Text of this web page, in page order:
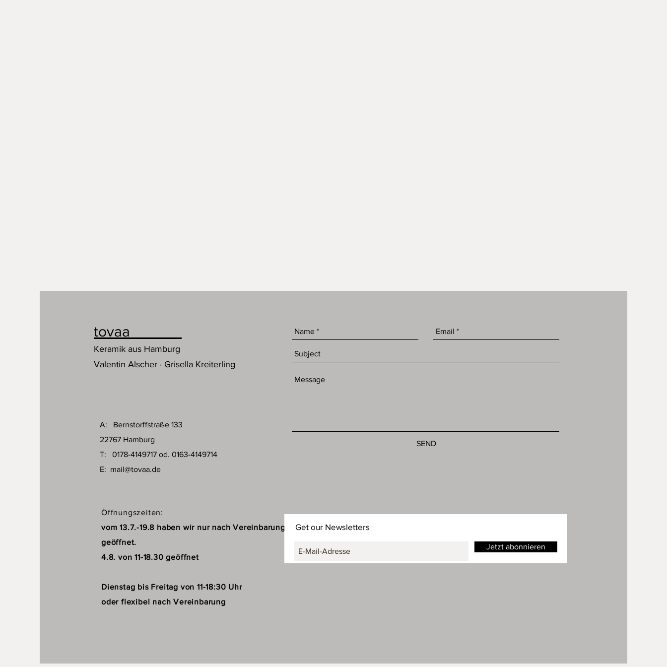
tovaa
Keramik aus Hamburg
Valentin Alscher · Grisella Kreiterling
A: Bernstorffstraße 133
22767 Hamburg
T: 0178-4149717 od. 0163-4149714
E: mail@tovaa.de
SEND
Öffnungszeiten:
vom 13.7.-19.8 haben wir nur nach Vereinbarung
geöffnet.
4.8. von 11-18.30 geöffnet
Dienstag bis Freitag von 11-18:30 Uhr
oder flexibel nach Vereinbarung
Get our Newsletters
Jetzt abonnieren